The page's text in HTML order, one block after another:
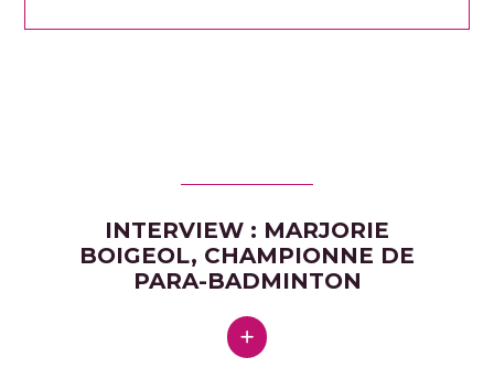
INTERVIEW : MARJORIE
BOIGEOL, CHAMPIONNE DE
PARA-BADMINTON